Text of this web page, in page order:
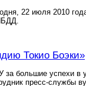
22 июля 2010
Токио Боэки»
большие успехи в
пресс-службы